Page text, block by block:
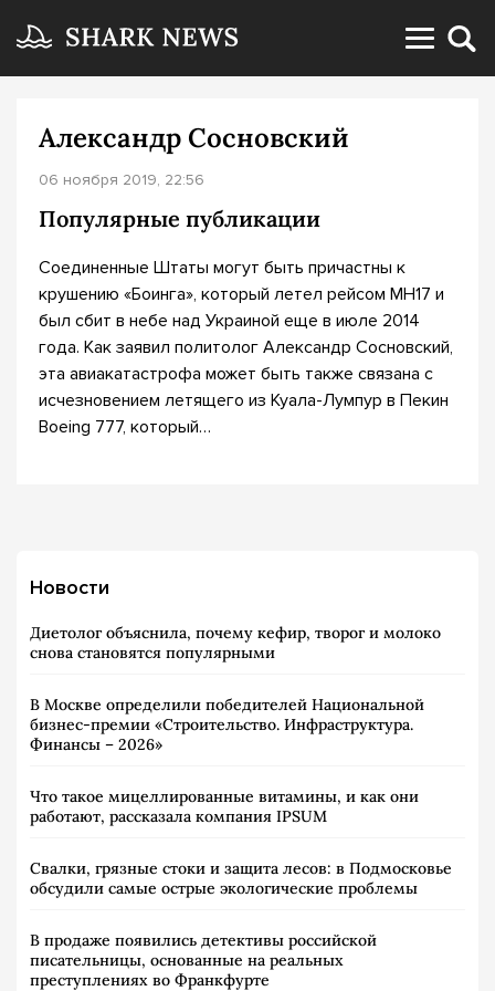
Александр Сосновский
06 ноября 2019, 22:56
Популярные публикации
Соединенные Штаты могут быть причастны к
крушению «Боинга», который летел рейсом МН17 и
был сбит в небе над Украиной еще в июле 2014
года. Как заявил политолог Александр Сосновский,
эта авиакатастрофа может быть также связана с
исчезновением летящего из Куала-Лумпур в Пекин
Boeing 777, который…
Новости
Диетолог объяснила, почему кефир, творог и молоко
снова становятся популярными
В Москве определили победителей Национальной
бизнес-премии «Строительство. Инфраструктура.
Финансы – 2026»
Что такое мицеллированные витамины, и как они
работают, рассказала компания IPSUM
Свалки, грязные стоки и защита лесов: в Подмосковье
обсудили самые острые экологические проблемы
В продаже появились детективы российской
писательницы, основанные на реальных
преступлениях во Франкфурте